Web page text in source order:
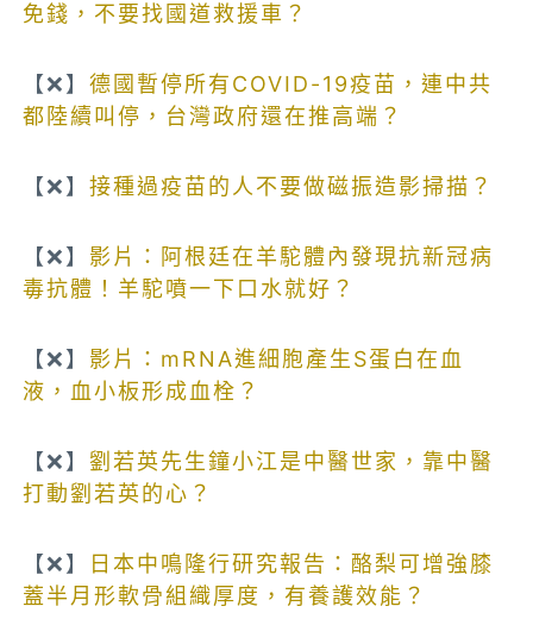
免錢，不要找國道救援車？
【❌】德國暫停所有COVID-19疫苗，連中共
都陸續叫停，台灣政府還在推高端？
【❌】接種過疫苗的人不要做磁振造影掃描？
【❌】 影片：阿根廷在羊駝體內發現抗新冠病
毒抗體！羊駝噴一下口水就好？
【❌】 影片：mRNA進細胞產生S蛋白在血
液，血小板形成血栓？
【❌】劉若英先生鐘小江是中醫世家，靠中醫
打動劉若英的心？
【❌】
日本中鳴隆行研究報告：酪梨可增強膝
蓋半月形軟骨組織厚度，有養護效能？